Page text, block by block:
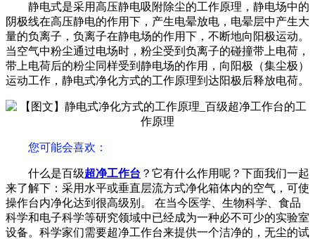
静电式是采用高压静电吸附除尘的工作原理，静电场中的
阴极线在高压静电的作用下，产生电晕放电，电晕层中产生大
量的负离子，负离子在静电场的作用下，不断地向阳极运动。
当空气中粉尘通过电场时，粉尘受到负离子的碰撞带上电荷，
带上电荷后的粉尘同样受到静电场的作用，向阳极（集尘极）
运动工作，静电式净化方式的工作原理到达阳极后释放电荷。
您可能会喜欢：
什么是百级超净工作台 ？它有什么作用呢？下面我们一起
来了解下：采用水平或垂直层流方式净化箱体内的空气，可使
操作台内净化达到很高级别。 在当今医学、生物科学、食品
科学和电子科学等研究领域中已经成为一种必不可少的实验室
设备。科学家们需要超净工作台来提供一个洁净的，无尘的试